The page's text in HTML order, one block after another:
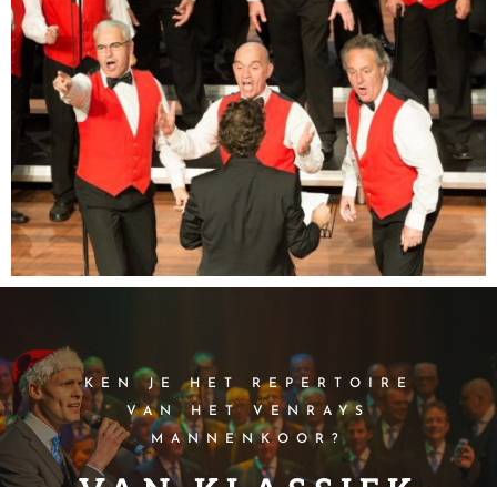
KEN JE HET REPERTOIRE
VAN HET VENRAYS
MANNENKOOR?